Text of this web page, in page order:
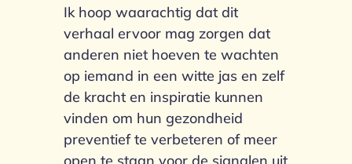
Ik hoop waarachtig dat dit
verhaal ervoor mag zorgen dat
anderen niet hoeven te wachten
op iemand in een witte jas en zelf
de kracht en inspiratie kunnen
vinden om hun gezondheid
preventief te verbeteren of meer
open te staan voor de signalen uit